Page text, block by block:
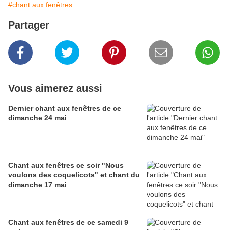
#chant aux fenêtres
Partager
Vous aimerez aussi
Dernier chant aux fenêtres de ce
dimanche 24 mai
Chant aux fenêtres ce soir "Nous
voulons des coquelicots" et chant du
dimanche 17 mai
Chant aux fenêtres de ce samedi 9